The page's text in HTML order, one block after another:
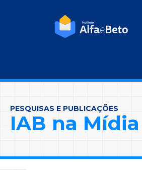
PESQUISAS E PUBLICAÇÕES
IAB na Mídia